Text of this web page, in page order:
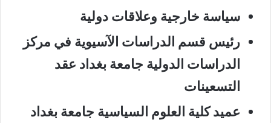
سياسة خارجية وعلاقات دولية
رئيس قسم الدراسات الآسيوية في مركز
الدراسات الدولية جامعة بغداد عقد
التسعينات
عميد كلية العلوم السياسية جامعة بغداد